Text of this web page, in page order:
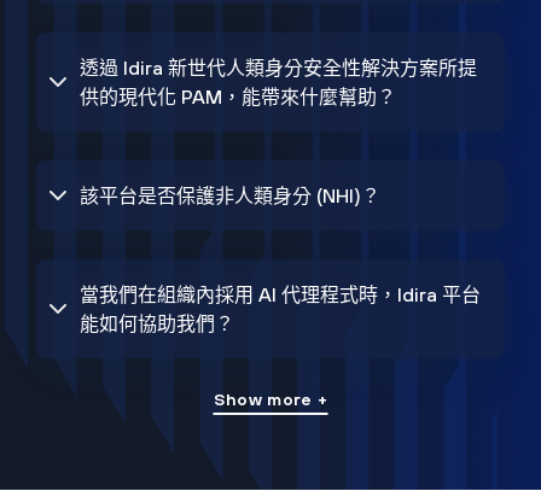
透過 Idira 新世代人類身分安全性解決方案所提
供的現代化 PAM，能帶來什麼幫助？
該平台是否保護非人類身分 (NHI)？
當我們在組織內採用 AI 代理程式時，Idira 平台
能如何協助我們？
Show more +